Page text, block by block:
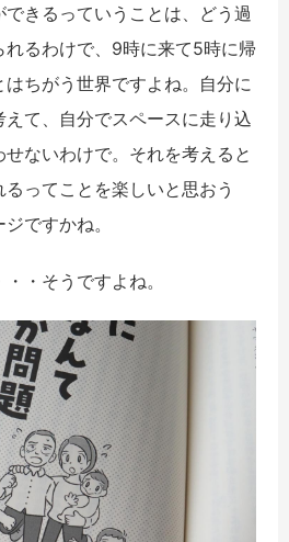
きるっていうことは、どう過
れるわけで、9時に来て5時に帰
はちがう世界ですよね。自分に
て、自分でスペースに走り込
ないわけで。それを考えると
ってことを楽しいと思おう
ですかね。
・そうですよね。